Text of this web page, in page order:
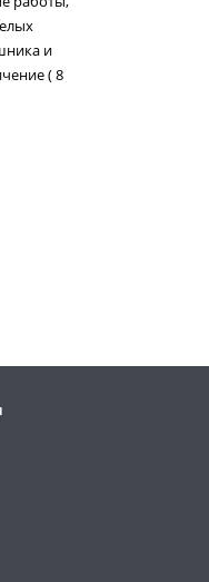
и
( 8